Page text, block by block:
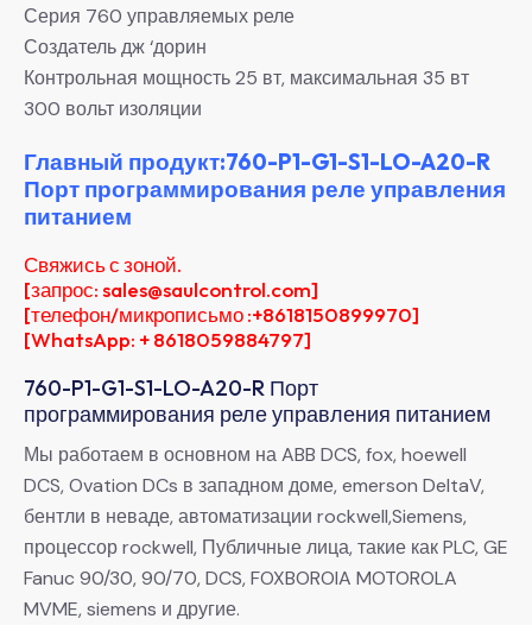
Серия 760 управляемых реле
Создатель дж ‘дорин
Контрольная мощность 25 вт, максимальная 35 вт
300 вольт изоляции
Главный продукт:760-P1-G1-S1-LO-A20-R
Порт программирования реле управления
питанием
Свяжись с зоной.
[запрос: sales@saulcontrol.com]
[телефон/микрописьмо :+8618150899970]
[WhatsApp: + 8618059884797]
760-P1-G1-S1-LO-A20-R Порт
программирования реле управления питанием
Мы работаем в основном на ABB DCS, fox, hoewell
DCS, Ovation DCs в западном доме, emerson DeltaV,
бентли в неваде, автоматизации rockwell,Siemens,
процессор rockwell, Публичные лица, такие как PLC, GE
Fanuc 90/30, 90/70, DCS, FOXBOROIA MOTOROLA
MVME, siemens и другие.